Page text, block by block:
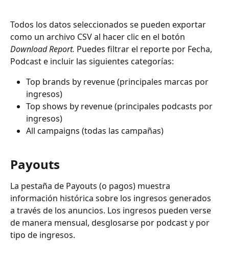
Todos los datos seleccionados se pueden exportar
como un archivo CSV al hacer clic en el botón
Download Report. Puedes filtrar el reporte por Fecha,
Podcast e incluir las siguientes categorías:
Top brands by revenue (principales marcas por
ingresos)
Top shows by revenue (principales podcasts por
ingresos)
All campaigns (todas las campañas)
Payouts
La pestaña de Payouts (o pagos) muestra
información histórica sobre los ingresos generados
a través de los anuncios. Los ingresos pueden verse
de manera mensual, desglosarse por podcast y por
tipo de ingresos.